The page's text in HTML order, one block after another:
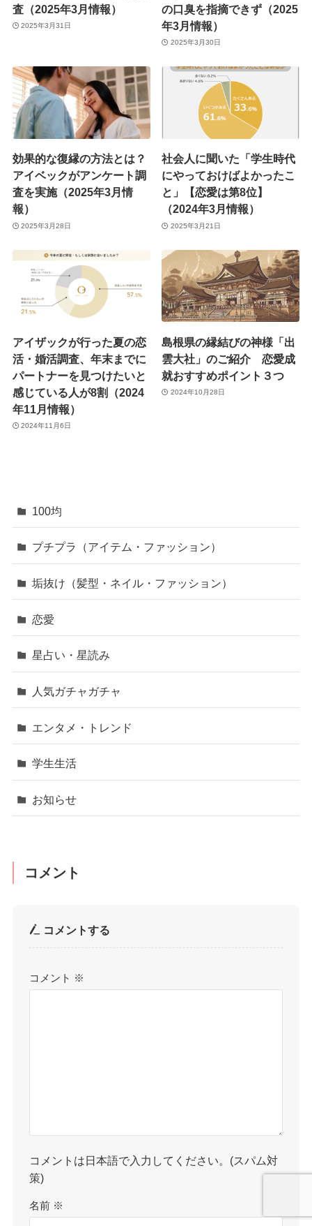
査（2025年3月情報）
2025年3月31日
の口臭を指摘できず（2025
年3月情報）
2025年3月30日
効果的な復縁の方法とは？
アイベックがアンケート調
査を実施（2025年3月情
報）
2025年3月28日
社会人に聞いた「学生時代
にやっておけばよかったこ
と」【恋愛は第8位】
（2024年3月情報）
2025年3月21日
アイザックが行った夏の恋
活・婚活調査、年末までに
パートナーを見つけたいと
感じている人が8割（2024
年11月情報）
2024年11月6日
島根県の縁結びの神様「出
雲大社」のご紹介 恋愛成
就おすすめポイント３つ
2024年10月28日
100均
プチプラ（アイテム・ファッション）
垢抜け（髪型・ネイル・ファッション）
恋愛
星占い・星読み
人気ガチャガチャ
エンタメ・トレンド
学生生活
お知らせ
コメント
コメントする
コメント ※
コメントは日本語で入力してください。(スパム対
策)
名前 ※